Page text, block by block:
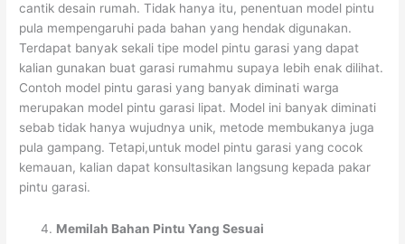
cantik desain rumah. Tidak hanya itu, penentuan model pintu
pula mempengaruhi pada bahan yang hendak digunakan.
Terdapat banyak sekali tipe model pintu garasi yang dapat
kalian gunakan buat garasi rumahmu supaya lebih enak dilihat.
Contoh model pintu garasi yang banyak diminati warga
merupakan model pintu garasi lipat. Model ini banyak diminati
sebab tidak hanya wujudnya unik, metode membukanya juga
pula gampang. Tetapi,untuk model pintu garasi yang cocok
kemauan, kalian dapat konsultasikan langsung kepada pakar
pintu garasi.
Memilah Bahan Pintu Yang Sesuai